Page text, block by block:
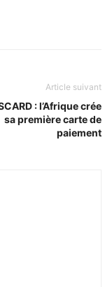
Article suivant
: l’Afrique crée
sa première carte de
paiement